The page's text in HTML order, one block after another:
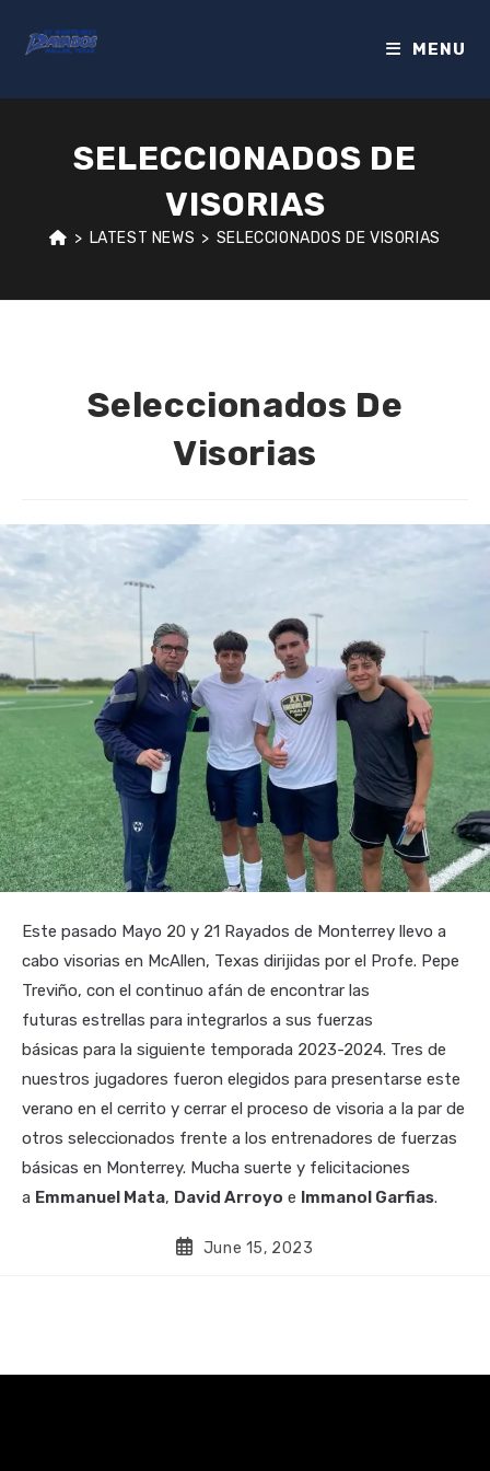
MENU
SELECCIONADOS DE
VISORIAS
> LATEST NEWS > SELECCIONADOS DE VISORIAS
Seleccionados De
Visorias
Este pasado Mayo 20 y 21 Rayados de Monterrey llevo a
cabo visorias en McAllen, Texas dirijidas por el Profe. Pepe
Treviño, con el continuo afán de encontrar las
futuras estrellas para integrarlos a sus fuerzas
básicas para la siguiente temporada 2023-2024. Tres de
nuestros jugadores fueron elegidos para presentarse este
verano en el cerrito y cerrar el proceso de visoria a la par de
otros seleccionados frente a los entrenadores de fuerzas
básicas en Monterrey. Mucha suerte y felicitaciones
a Emmanuel Mata, David Arroyo e Immanol Garfias.
June 15, 2023